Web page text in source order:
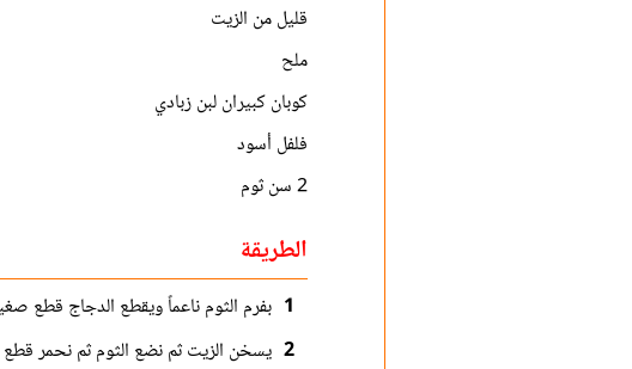
قليل من الزيت
ملح
كوبان كبيران لبن زبادي
فلفل أسود
2 سن ثوم
الطريقة
1 بفرم الثوم ناعماً ويقطع الدجاج قطع
2 يسخن الزيت ثم نضع الثوم ثم نحمر قطع